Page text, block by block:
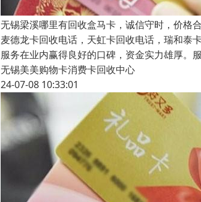
无锡梁溪哪里有回收盒马卡，诚信守时，价格
麦德龙卡回收电话，天虹卡回收电话，瑞和泰
服务在业内赢得良好的口碑，资金实力雄厚。
无锡美美购物卡消费卡回收中心
24-07-08 10:33:01